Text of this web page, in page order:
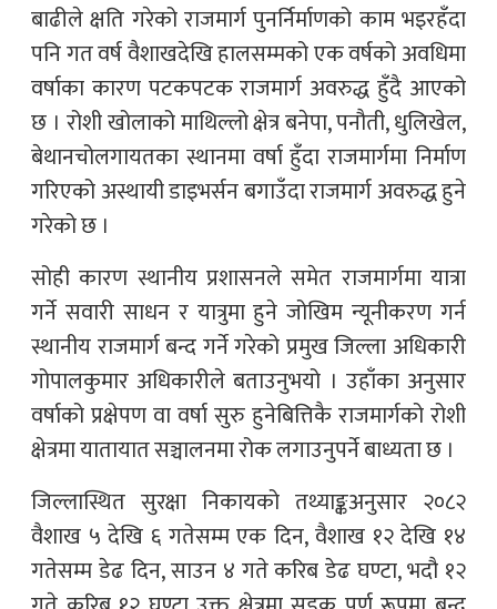
बाढीले क्षति गरेको राजमार्ग पुनर्निर्माणको काम भइरहँदा
पनि गत वर्ष वैशाखदेखि हालसम्मको एक वर्षको अवधिमा
वर्षाका कारण पटकपटक राजमार्ग अवरुद्ध हुँदै आएको
छ । रोशी खोलाको माथिल्लो क्षेत्र बनेपा, पनौती, धुलिखेल,
बेथानचोलगायतका स्थानमा वर्षा हुँदा राजमार्गमा निर्माण
गरिएको अस्थायी डाइभर्सन बगाउँदा राजमार्ग अवरुद्ध हुने
गरेको छ ।
सोही कारण स्थानीय प्रशासनले समेत राजमार्गमा यात्रा
गर्ने सवारी साधन र यात्रुमा हुने जोखिम न्यूनीकरण गर्न
स्थानीय राजमार्ग बन्द गर्ने गरेको प्रमुख जिल्ला अधिकारी
गोपालकुमार अधिकारीले बताउनुभयो । उहाँका अनुसार
वर्षाको प्रक्षेपण वा वर्षा सुरु हुनेबित्तिकै राजमार्गको रोशी
क्षेत्रमा यातायात सञ्चालनमा रोक लगाउनुपर्ने बाध्यता छ ।
जिल्लास्थित सुरक्षा निकायको तथ्याङ्कअनुसार २०८२
वैशाख ५ देखि ६ गतेसम्म एक दिन, वैशाख १२ देखि १४
गतेसम्म डेढ दिन, साउन ४ गते करिब डेढ घण्टा, भदौ १२